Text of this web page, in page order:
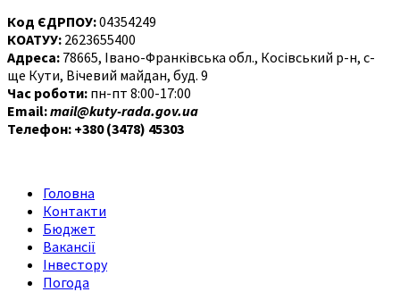
Код ЄДРПОУ:04354249
КОАТУУ: 2623655400
Адреса: 78665, Івано-Франківська обл., Косівський р-н, с-
ще Кути, Вічевий майдан, буд. 9
Час роботи: пн-пт 8:00-17:00
Email:mail@kuty-rada.gov.ua
Телефон: +380 (3478) 45303
Головна
Контакти
Бюджет
Вакансії
Інвестору
Погода